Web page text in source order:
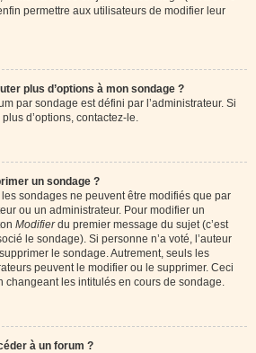
permettre aux utilisateurs de modifier leur
plus d’options à mon sondage ?
par sondage est défini par l’administrateur. Si
d’options, contactez-le.
un sondage ?
sondages ne peuvent être modifiés que par
ou un administrateur. Pour modifier un
Modifierdu premier message du sujet (c’est
le sondage). Si personne n’a voté, l’auteur
le sondage. Autrement, seuls les
peuvent le modifier ou le supprimer. Ceci
changeant les intitulés en cours de sondage.
à un forum ?